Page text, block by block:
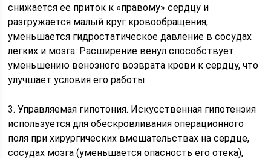
снижается ее приток к «правому» сердцу и
разгружается малый круг кровообращения,
уменьшается гидростатическое давление в сосудах
легких и мозга. Расширение венул способствует
уменьшению венозного возврата крови к сердцу, что
улучшает условия его работы.
3. Управляемая гипотония. Искусственная гипотензия
используется для обескровливания операционного
поля при хирургических вмешательствах на сердце,
сосудах мозга (уменьшается опасность его отека),